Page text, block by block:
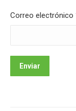
Correo electrónico